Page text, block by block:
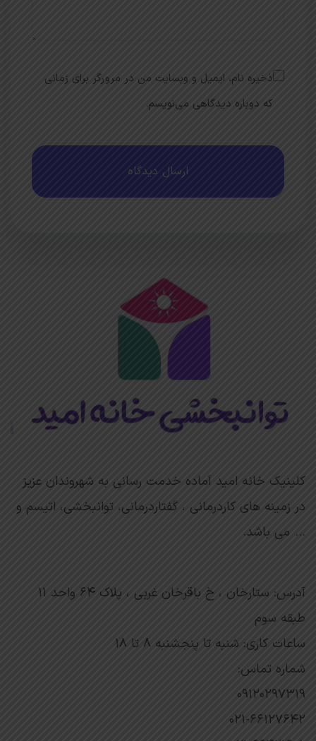
ذخیره نام، ایمیل و وبسایت من در مرورگر برای زمانی
که دوباره دیدگاهی می‌نویسم.
کلینیک خانه امید آماده خدمت رسانی به شهروندان عزیز
در زمینه های کاردرمانی ، گفتاردرمانی، توانبخشی، اتیسم و
… می باشد.
آدرس: ستارخان ، خ باقرخان غربی ، پلاک ۶۴ واحد ۱۱
طبقه سوم
ساعات کاری: شنبه تا پنجشنبه ۸ تا ۱۸
شماره تماس:
۰۹۱۲۰۲۹۷۳۱۹
۰۲۱-۶۶۱۲۷۶۴۲